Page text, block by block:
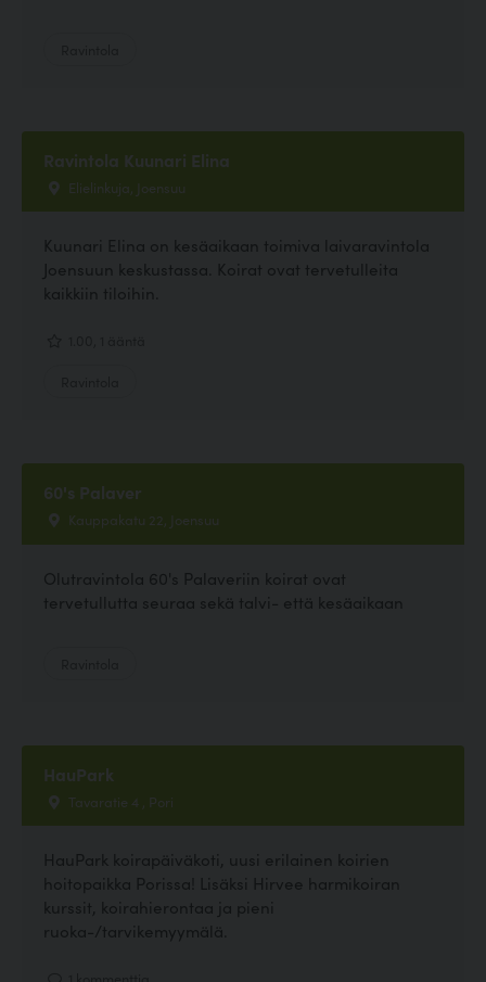
Ravintola Kuunari Elina
Elielinkuja, Joensuu
Kuunari Elina on kesäaikaan toimiva laivaravintola
Joensuun keskustassa. Koirat ovat tervetulleita
kaikkiin tiloihin.
60's Palaver
Kauppakatu 22, Joensuu
Olutravintola 60's Palaveriin koirat ovat
tervetullutta seuraa sekä talvi- että kesäaikaan
HauPark
Tavaratie 4 , Pori
HauPark koirapäiväkoti, uusi erilainen koirien
hoitopaikka Porissa! Lisäksi Hirvee harmikoiran
kurssit, koirahierontaa ja pieni
ruoka-/tarvikemyymälä.